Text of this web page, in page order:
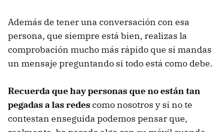
Además de tener una conversación con esa
persona, que siempre está bien, realizas la
comprobación mucho más rápido que si mandas
un mensaje preguntando si todo está como debe.
Recuerda que hay personas que no están tan
pegadas a las redescomo nosotros y si no te
contestan enseguida podemos pensar que,